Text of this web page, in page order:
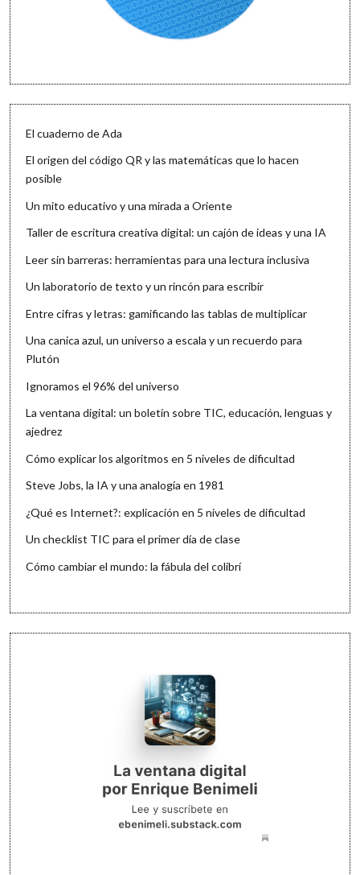
El cuaderno de Ada
El origen del código QR y las matemáticas que lo hacen
posible
Un mito educativo y una mirada a Oriente
Taller de escritura creativa digital: un cajón de ideas y una IA
Leer sin barreras: herramientas para una lectura inclusiva
Un laboratorio de texto y un rincón para escribir
Entre cifras y letras: gamificando las tablas de multiplicar
Una canica azul, un universo a escala y un recuerdo para
Plutón
Ignoramos el 96% del universo
La ventana digital: un boletín sobre TIC, educación, lenguas y
ajedrez
Cómo explicar los algoritmos en 5 niveles de dificultad
Steve Jobs, la IA y una analogía en 1981
¿Qué es Internet?: explicación en 5 niveles de dificultad
Un checklist TIC para el primer día de clase
Cómo cambiar el mundo: la fábula del colibrí